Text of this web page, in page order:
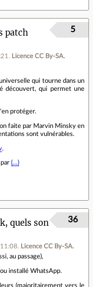
patch
. Licence CC By‑SA.
5
qui tourne dans un
découvert, qui permet une
protéger.
faite par Marvin Minsky en
sont vulnérables.
.
(…)
quels sont
. Licence CC By‑SA.
36
au passage),
installé WhatsApp.
(majoritairement vers le